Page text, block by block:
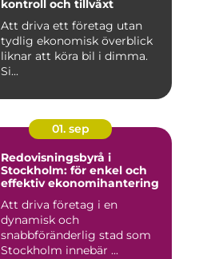
kontroll och tillväxt
Att driva ett företag utan
tydlig ekonomisk överblick
liknar att köra bil i dimma.
Si...
01. sep
Redovisningsbyrå i
Stockholm: för enkel och
effektiv ekonomihantering
Att driva företag i en
dynamisk och
snabbföränderlig stad som
Stockholm innebär ...